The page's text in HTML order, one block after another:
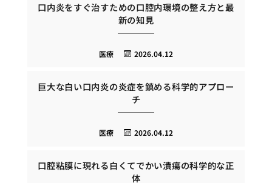
口内炎をすぐ治すための口腔内環境の整え方と最
新の知見
2026.04.12
医療
巨大な白い口内炎の炎症を鎮める科学的アプロー
チ
2026.04.12
医療
口腔粘膜に現れる白くてでかい潰瘍の科学的な正
体